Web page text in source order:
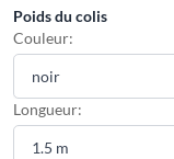
Poids du colis
Couleur:
Longueur: